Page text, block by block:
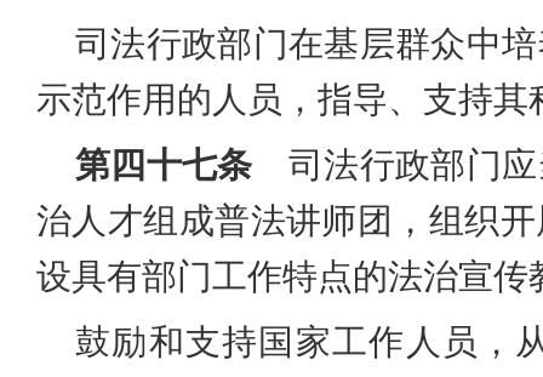
司法行政部门在基层群众中
示范作用的人员，指导、支持
第四十七条 司法行政部门应
治人才组成普法讲师团，组织
设具有部门工作特点的法治宣
鼓励和支持国家工作人员，